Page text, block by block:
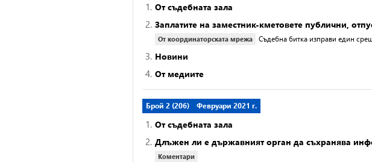
1. От съдебната зала
2. Заплатите на заместник-кметовете публични,
От координаторската мрежа Съдебна битка изправи един
3. Новини
4. От медиите
Брой 2 (206) Февруари 2021 г.
1. От съдебната зала
2. Длъжен ли е държавният орган да съхранява
Коментари